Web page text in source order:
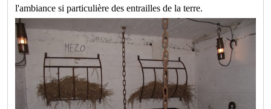
l'ambiance si particulière des entrailles de la terre.